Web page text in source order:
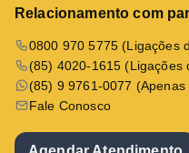
Relacionamento com
0800 970 5775 (Ligações
(85) 4020-1615 (Ligações
(85) 9 9761-0077 (Apenas
Fale Conosco